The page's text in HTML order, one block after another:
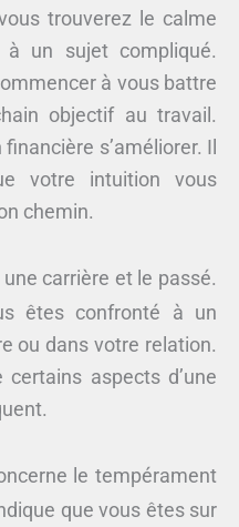
trouverez le calme
à un sujet compliqué.
à vous battre
objectif au travail.
s’améliorer. Il
votre intuition vous
chemin.
carrière et le passé.
êtes confronté à un
ou dans votre relation.
aspects d’une
le tempérament
que vous êtes sur